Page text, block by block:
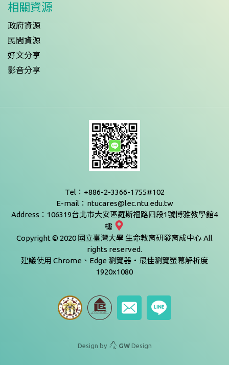
相關資源
政府資源
民間資源
好文分享
影音分享
Tel：+886-2-3366-1755#102
E-mail：ntucares@lec.ntu.edu.tw
Address：106319台北市大安區羅斯福路四段1號博雅教學館4
樓
Copyright © 2020 國立臺灣大學 生命教育研發育成中心 All
rights reserved.
建議使用 Chrome、Edge 瀏覽器‧最佳瀏覽螢幕解析度
1920x1080
Design by GWDesign